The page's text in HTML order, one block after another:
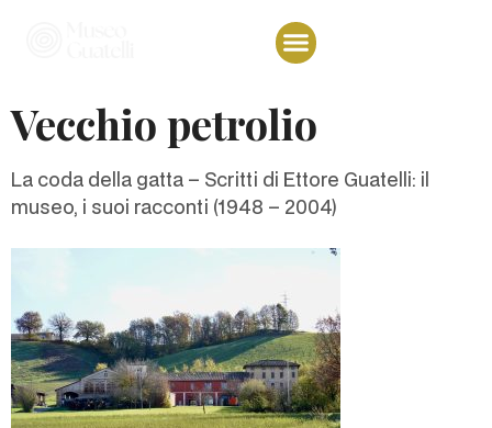
Vecchio petrolio
La coda della gatta – Scritti di Ettore Guatelli: il
museo, i suoi racconti (1948 – 2004)